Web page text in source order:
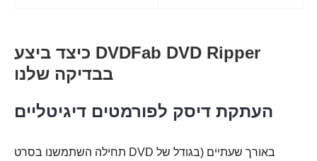
כיצד ביצע DVDFab DVD Ripper
בבדיקה שלנו
העתקת דיסק לפורמטים דיגיטליים
תחילה השתמשנו בסרט DVD באורך שעתיים (בגודל של